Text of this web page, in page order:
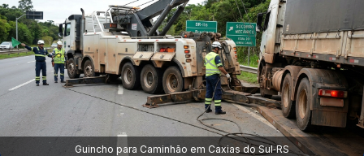
Guincho para Caminhão em Caxias do Sul‑RS